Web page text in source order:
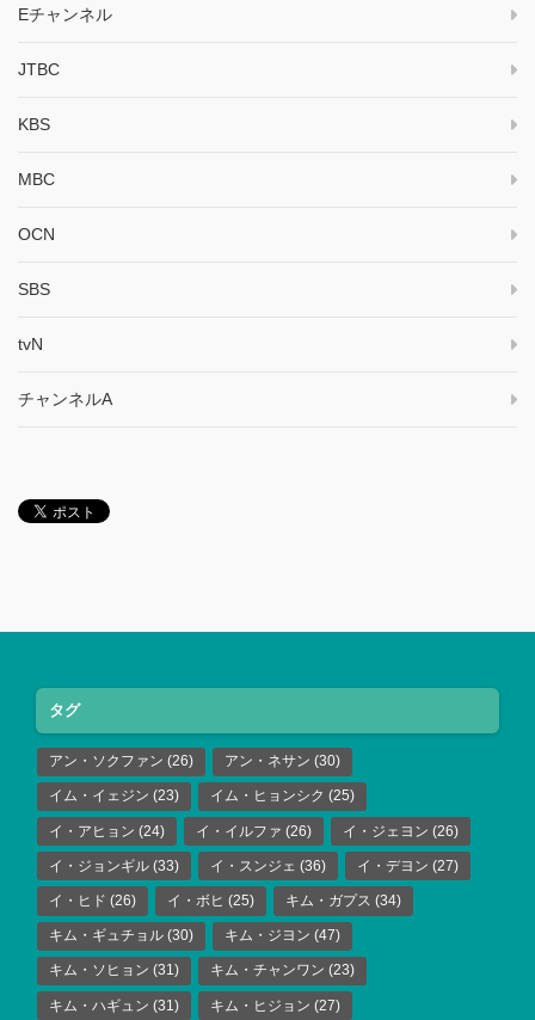
Eチャンネル
JTBC
KBS
MBC
OCN
SBS
tvN
チャンネルA
タグ
アン・ソクファン (26) アン・ネサン (30)
イム・イェジン (23) イム・ヒョンシク (25)
イ・アヒョン (24) イ・イルファ (26) イ・ジェヨン (26)
イ・ジョンギル (33) イ・スンジェ (36) イ・デヨン (27)
イ・ヒド (26) イ・ボヒ (25) キム・ガプス (34)
キム・ギュチョル (30) キム・ジヨン (47)
キム・ソヒョン (31) キム・チャンワン (23)
キム・ハギュン (31) キム・ヒジョン (27)